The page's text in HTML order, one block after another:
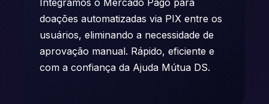
Integramos o Mercado Pago para
doações automatizadas via PIX entre os
usuários, eliminando a necessidade de
aprovação manual. Rápido, eficiente e
com a confiança da Ajuda Mútua DS.